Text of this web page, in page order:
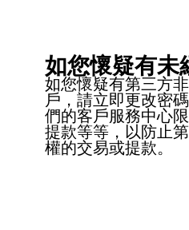
如您懷疑有未
如您懷疑有第三方
戶，請立即更改密
們的客戶服務中心
提款等等，以防止
權的交易或提款。